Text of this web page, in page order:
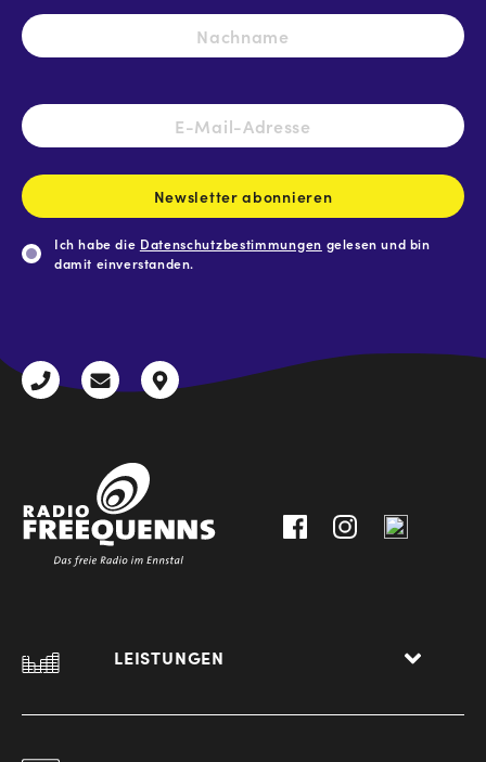
E-
Mail-
Newsletter abonnieren
Ich habe die Datenschutzbestimmungen gelesen und bin
damit einverstanden.
+43
radio@freequenns.at
Kulturhausstraße
LEISTUNGEN